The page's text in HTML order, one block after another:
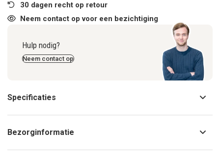
30 dagen recht op retour
Neem contact op voor een bezichtiging
Hulp nodig?
Neem contact op
Specificaties
Bezorginformatie